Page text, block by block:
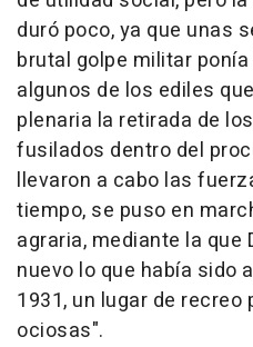
duró poco, ya que unas
brutal golpe militar
algunos de los ediles
plenaria la retirada de
fusilados dentro del
llevaron a cabo las
tiempo, se puso en
agraria, mediante la que
nuevo lo que había sido
1931, un lugar de
ociosas".